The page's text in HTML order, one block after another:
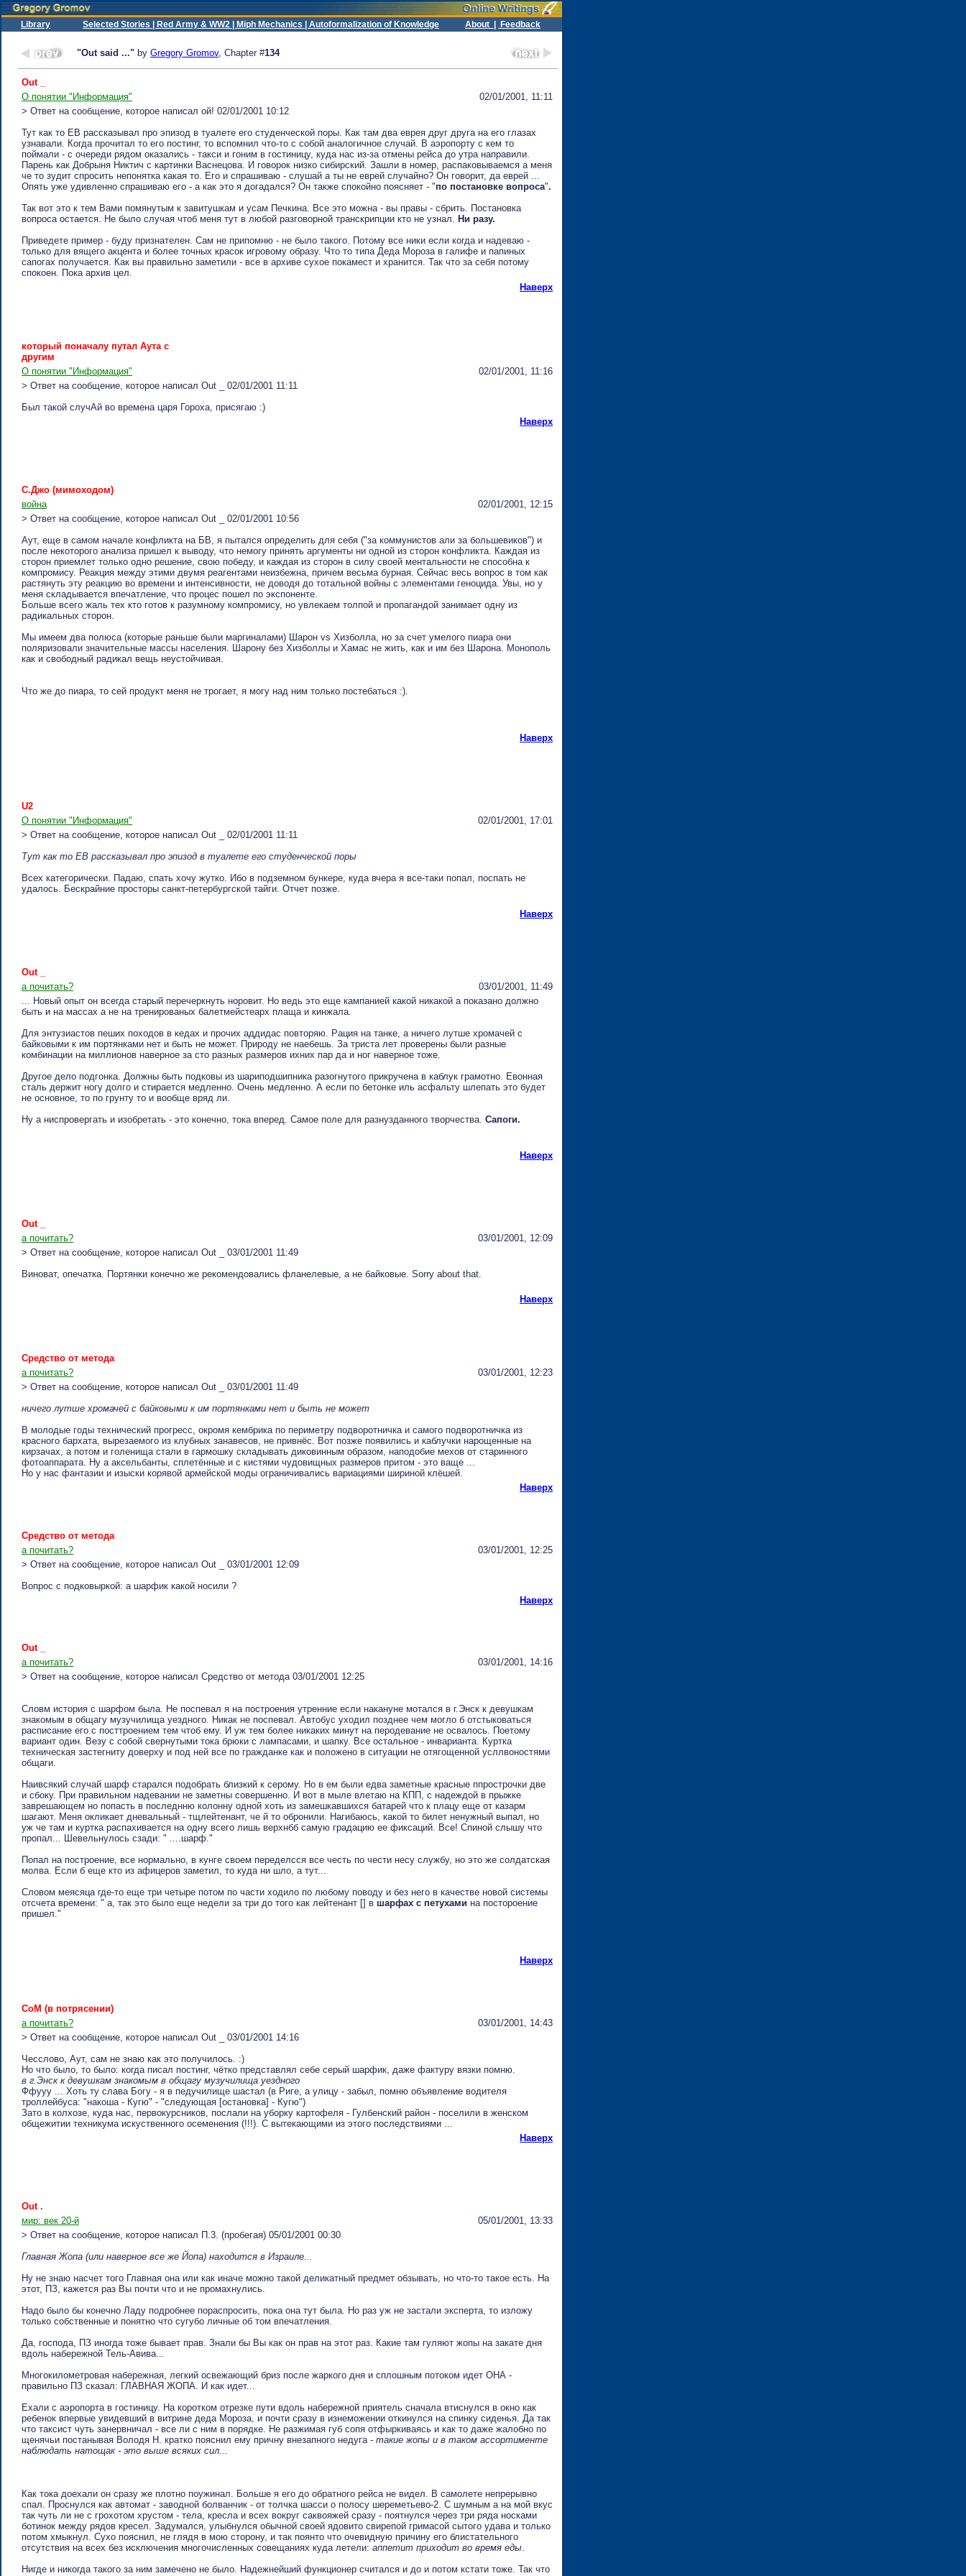
Library Selected Stories | Red Army & WW2 | Miph Mechanics | Autoformalization of Knowledge About | Feedback
"Out said ..." by Gregory Gromov, Chapter #134
Out _
О понятии "Информация"
02/01/2001, 11:11
> Ответ на сообщение, которое написал oй! 02/01/2001 10:12
Тут как то ЕВ рассказывал про эпизод в туалете его студенческой поры. Как там два еврея друг друга на его глазах
узнавали. Когда прочитал то его постинг, то вспомнил что-то с собой аналогичное случай. В аэропорту с кем то
поймали - с очереди рядом оказались - такси и гоним в гостиницу, куда нас из-за отмены рейса до утра направили.
Парень как Добрыня Никтич с картинки Васнецова. И говорок низко сибирский. Зашли в номер, распаковываемся а меня
че то зудит спросить непонятка какая то. Его и спрашиваю - слушай а ты не еврей случайно? Он говорит, да еврей ...
Опять уже удивленно спрашиваю его - а как это я догадался? Он также спокойно поясняет - "по постановке вопроса".
Так вот это к тем Вами помянутым к завитушкам и усам Печкина. Все это можна - вы правы - сбрить. Постановка
вопроса остается. Не было случая чтоб меня тут в любой разговорной транскрипции кто не узнал. Ни разу.
Приведете пример - буду признателен. Сам не припомню - не было такого. Потому все ники если когда и надеваю -
только для вящего акцента и более точных красок игровому образу. Что то типа Деда Мороза в галифе и папиных
сапогах получается. Как вы правильно заметили - все в архиве сухое покамест и хранится. Так что за себя потому
спокоен. Пока архив цел.
Наверх
кoтopый пoнaчaлу путaл Aутa c
дpугим
О понятии "Информация"
02/01/2001, 11:16
> Ответ на сообщение, которое написал Out _ 02/01/2001 11:11
Был такой случАй во времена царя Гороха, присягаю :)
Наверх
C.Джo (мимoxoдoм)
война
02/01/2001, 12:15
> Ответ на сообщение, которое написал Out _ 02/01/2001 10:56
Аут, еще в самом начале конфликта на БВ, я пытался определить для себя ("за коммунистов али за большевиков") и
после некоторого анализа пришел к выводу, что немогу принять аргументы ни одной из сторон конфликта. Каждая из
сторон приемлет только одно решение, свою победу, и каждая из сторон в силу своей ментальности не способна к
компромису. Реакция между этими двумя реагентами неизбежна, причем весьма бурная. Сейчас весь вопрос в том как
растянуть эту реакцию во времени и интенсивности, не доводя до тотальной войны с элементами геноцида. Увы, но у
меня складывается впечатление, что процес пошел по экспоненте.
Больше всего жаль тех кто готов к разумному компромису, но увлекаем толпой и пропагандой занимает одну из
радикальных сторон.
Мы имеем два полюса (которые раньше были маргиналами) Шарон vs Хизболла, но за счет умелого пиара они
поляризовали значительные массы населения. Шарону без Хизболлы и Хамас не жить, как и им без Шарона. Монополь
как и свободный радикал вещь неустойчивая.
Что же до пиара, то сей продукт меня не трогает, я могу над ним только постебаться :).
Наверх
U2
О понятии "Информация"
02/01/2001, 17:01
> Ответ на сообщение, которое написал Out _ 02/01/2001 11:11
Тут как то ЕВ рассказывал про эпизод в туалете его студенческой поры
Всех категорически. Падаю, спать хочу жутко. Ибо в подземном бункере, куда вчера я все-таки попал, поспать не
удалось. Бескрайние просторы санкт-петербургской тайги. Отчет позже.
Наверх
Out _
а почитать?
03/01/2001, 11:49
... Новый опыт он всегда старый перечеркнуть норовит. Но ведь это еще кампанией какой никакой а показано должно
быть и на массах а не на тренированых балетмейстеарх плаща и кинжала.
Для энтузиастов пеших походов в кедах и прочих аддидас повторяю. Рация на танке, а ничего лутше хромачей с
байковыми к им портянками нет и быть не может. Природу не наебешь. За триста лет проверены были разные
комбинации на миллионов наверное за сто разных размеров ихних пар да и ног наверное тоже.
Другое дело подгонка. Должны быть подковы из шариподшипника разогнутого прикручена в каблук грамотно. Евонная
сталь держит ногу долго и стирается медленно. Очень медленно. А если по бетонке иль асфальту шлепать это будет
не основное, то по грунту то и вообще вряд ли.
Ну а ниспровергать и изобретать - это конечно, тока вперед. Самое поле для разнузданного творчества. Сапоги.
Наверх
Out _
а почитать?
03/01/2001, 12:09
> Ответ на сообщение, которое написал Out _ 03/01/2001 11:49
Виноват, опечатка. Портянки конечно же рекомендовались фланелевые, а не байковые. Sorry about that.
Наверх
Cpeдcтвo oт мeтoдa
а почитать?
03/01/2001, 12:23
> Ответ на сообщение, которое написал Out _ 03/01/2001 11:49
ничего лутше хромачей с байковыми к им портянками нет и быть не может
В молодые годы технический прогресс, окромя кембрика по периметру подворотничка и самого подворотничка из
красного бархата, вырезаемого из клубных занавесов, не привнёс. Вот позже появились и каблучки нарощенные на
кирзачах, а потом и голенища стали в гармошку складывать диковинным образом, наподобие мехов от старинного
фотоаппарата. Ну а аксельбанты, сплетённые и с кистями чудовищных размеров притом - это ваще ...
Но у нас фантазии и изыски корявой армейской моды ограничивались вариациями шириной клёшей.
Наверх
Cpeдcтвo oт мeтoдa
а почитать?
03/01/2001, 12:25
> Ответ на сообщение, которое написал Out _ 03/01/2001 12:09
Вопрос с подковыркой: а шарфик какой носили ?
Наверх
Out _
а почитать?
03/01/2001, 14:16
> Ответ на сообщение, которое написал Cpeдcтвo oт мeтoдa 03/01/2001 12:25
Словм история с шарфом была. Не поспевал я на построения утренние если накануне мотался в г.Энск к девушкам
знакомым в общагу музучилища уездного. Никак не поспевал. Автобус уходил позднее чем могло б отстыковаться
расписание его с посттроением тем чтоб ему. И уж тем более никаких минут на перодевание не освалось. Поетому
вариант один. Везу с собой свернутыми тока брюки с лампасами, и шапку. Все остальное - инварианта. Куртка
техническая застегниту доверху и под ней все по гражданке как и положено в ситуации не отягощенной усллвоностями
общаги.
Наивсякий случай шарф старался подобрать близкий к серому. Но в ем были едва заметные красные ппрострочки две
и сбоку. При правильном надевании не заметны совершенно. И вот в мыле влетаю на КПП, с надеждой в прыжке
заврешающем но попасть в последнню колонну одной хоть из замешкавшихся батарей что к плацу еще от казарм
шагают. Меня окликает дневальный - тщлейтенант, че й то обронили. Нагибаюсь, какой то билет ненужный выпал, но
уж че там и куртка распахивается на одну всего лишь верхнбб самую градацию ее фиксаций. Все! Спиной слышу что
пропал... Шевельнулось сзади: " ....шарф."
Попал на построение, все нормально, в кунге своем переделсся все честь по чести несу службу, но это же солдатская
молва. Если б еще кто из афицеров заметил, то куда ни шло, а тут...
Словом меясяца где-то еще три четыре потом по части ходило по любому поводу и без него в качестве новой системы
отсчета времени: " а, так это было еще недели за три до того как лейтенант [] в шарфах с петухами на постороение
пришел."
Наверх
CoM (в пoтpяceнии)
а почитать?
03/01/2001, 14:43
> Ответ на сообщение, которое написал Out _ 03/01/2001 14:16
Чесслово, Аут, сам не знаю как это получилось. :)
Но что было, то было: когда писал постинг, чётко представлял себе серый шарфик, даже фактуру вязки помню.
в г.Энск к девушкам знакомым в общагу музучилища уездного
Ффууу ... Хоть ту слава Богу - я в педучилище шастал (в Риге, а улицу - забыл, помню объявление водителя
троллейбуса: "накоша - Кугю" - "следующая [остановка] - Кугю")
Зато в колхозе, куда нас, первокурсников, послали на уборку картофеля - Гулбенский район - поселили в женском
общежитии техникума искуственного осеменения (!!!). С вытекающими из этого последствиями ...
Наверх
Out .
мир: век 20-й
05/01/2001, 13:33
> Ответ на сообщение, которое написал П.3. (пpoбeгaя) 05/01/2001 00:30
Главная Жопа (или наверное все же Йопа) находится в Израиле...
Ну не знаю насчет того Главная она или как иначе можно такой деликатный предмет обзывать, но что-то такое есть. На
этот, ПЗ, кажется раз Вы почти что и не промахнулись.
Надо было бы конечно Ладу подробнее пораспросить, пока она тут была. Но раз уж не застали эксперта, то изложу
только собственные и понятно что сугубо личные об том впечатления.
Да, господа, ПЗ иногда тоже бывает прав. Знали бы Вы как он прав на этот раз. Какие там гуляют жопы на закате дня
вдоль набережной Тель-Авива...
Многокилометровая набережная, легкий освежающий бриз после жаркого дня и сплошным потоком идет ОНА -
правильно ПЗ сказал: ГЛАВНАЯ ЖОПА. И как идет...
Ехали с аэропорта в гостиницу. На коротком отрезке пути вдоль набережной приятель сначала втиснулся в окно как
ребенок впервые увидевший в витрине деда Мороза, и почти сразу в изнеможении откинулся на спинку сиденья. Да так
что таксист чуть занервничал - все ли с ним в порядке. Не разжимая губ сопя отфыркиваясь и как то даже жалобно по
щенячьи постанывая Володя Н. кратко пояснил ему причну внезапного недуга - такие жопы и в таком ассортименте
наблюдать натощак - это выше всяких сил...
Как тока доехали он сразу же плотно поужинал. Больше я его до обратного рейса не видел. В самолете непрерывно
спал. Проснулся как автомат - заводной болванчик - от толчка шасси о полосу шереметьево-2. С шумным а на мой вкус
так чуть ли не с грохотом хрустом - тела, кресла и всех вокруг саквояжей сразу - поятнулся через три ряда носками
ботинок между рядов кресел. Задумался, улыбнулся обычной своей ядовито свирепой гримасой сытого удава и только
потом хмыкнул. Сухо пояснил, не глядя в мою сторону, и так поянто что очевидную причину его блистательного
отсутствия на всех без исключения многочисленных совещаниях куда летели: аппетит приходит во время еды
Нигде и никогда такого за ним замечено не было. Надежнейший функционер считался и до и потом кстати тоже. Так что